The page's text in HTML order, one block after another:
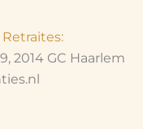
2014 GC Haarlem